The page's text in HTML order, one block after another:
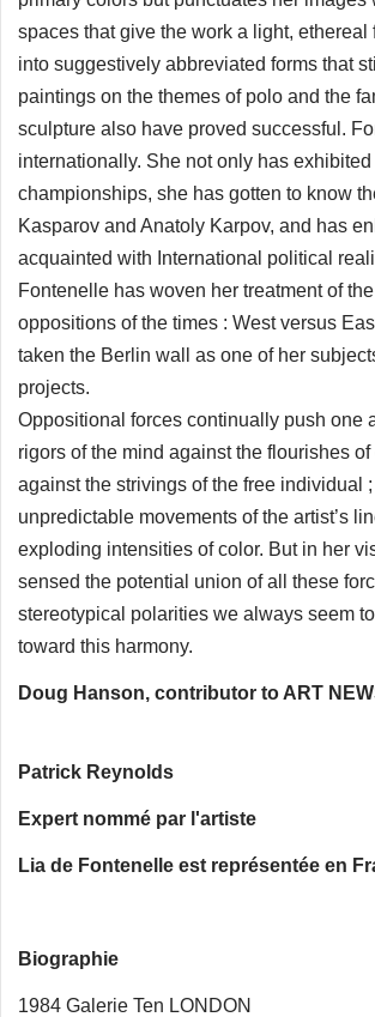
spaces that give the work a light,
into suggestively abbreviated forms that
paintings on the themes of polo and the
sculpture also have proved successful.
internationally. She not only has
championships, she has gotten to know
Kasparov and Anatoly Karpov, and has
acquainted with International political
Fontenelle has woven her treatment of
oppositions of the times : West versus
taken the Berlin wall as one of her
projects.
Oppositional forces continually push one
rigors of the mind against the flourishes
against the strivings of the free individual
unpredictable movements of the artist’s
exploding intensities of color. But in her
sensed the potential union of all these
stereotypical polarities we always seem
toward this harmony.
Doug Hanson, contributor to ART
Patrick Reynolds
Expert nommé par l'artiste
Lia de Fontenelle est représentée en
Biographie
1984 Galerie Ten LONDON